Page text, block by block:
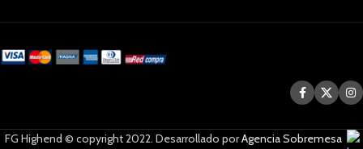
FG Highend © copyright 2022. Desarrollado porAgencia Sobremesa